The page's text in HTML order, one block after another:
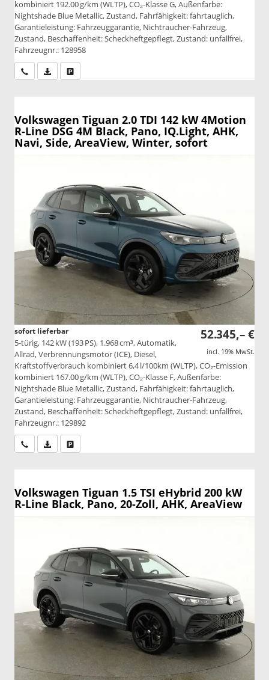
kombiniert 192.00 g/km (WLTP), CO₂-Klasse G, Außenfarbe:
Nightshade Blue Metallic, Zustand, Fahrfähigkeit: fahrtauglich,
Garantieleistung: Fahrzeuggarantie, Nichtraucher-Fahrzeug,
Zustand, Beschaffenheit: Scheckheftgepflegt, Zustand: unfallfrei,
Fahrzeugnr.: 128958
Wir rufen Sie anPDF-Datei, Fahrzeugexposé drucken
Volkswagen Tiguan 2.0 TDI 142 kW 4Motion
R-Line DSG 4M Black, Pano, IQ.Light, AHK,
Navi, Side, AreaView, Winter, sofort
52.345,– €
incl. 19% MwSt.
sofort lieferbar
5-türig, 142 kW (193 PS), 1.968 cm³, Automatik,
Allrad, Verbrennungsmotor (ICE), Diesel,
Kraftstoffverbrauch kombiniert 6,4 l/100km (WLTP), CO₂-Emission
kombiniert 167.00 g/km (WLTP), CO₂-Klasse F, Außenfarbe:
Nightshade Blue Metallic, Zustand, Fahrfähigkeit: fahrtauglich,
Garantieleistung: Fahrzeuggarantie, Nichtraucher-Fahrzeug,
Zustand, Beschaffenheit: Scheckheftgepflegt, Zustand: unfallfrei,
Fahrzeugnr.: 129892
Wir rufen Sie anPDF-Datei, Fahrzeugexposé drucken
Volkswagen Tiguan 1.5 TSI eHybrid 200 kW
R-Line Black, Pano, 20-Zoll, AHK, AreaView